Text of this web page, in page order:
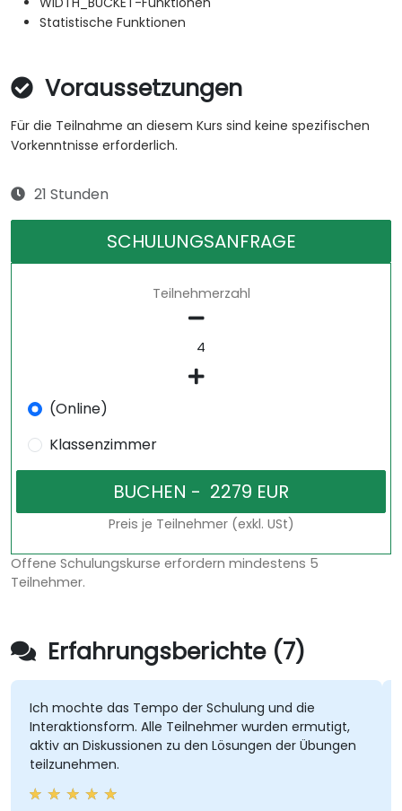
Statistische Funktionen
Voraussetzungen
Für die Teilnahme an diesem Kurs sind keine spezifischen
Vorkenntnisse erforderlich.
21 Stunden
SCHULUNGSANFRAGE
Teilnehmerzahl
(Online)
Klassenzimmer
Preis je Teilnehmer (exkl. USt)
Offene Schulungskurse erfordern mindestens 5
Teilnehmer.
Erfahrungsberichte (7)
Ich mochte das Tempo der Schulung und die
Interaktionsform. Alle Teilnehmer wurden ermutigt,
aktiv an Diskussionen zu den Lösungen der Übungen
teilzunehmen.